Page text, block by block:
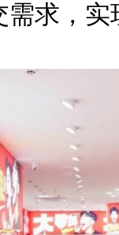
求，